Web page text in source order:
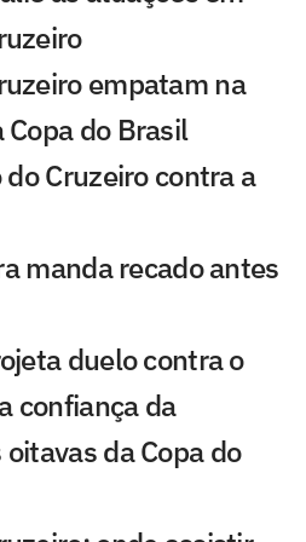
empatam na
do Brasil
Cruzeiro contra a
manda recado antes
duelo contra o
confiança da
da Copa do